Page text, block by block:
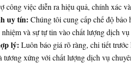
công việc diễn ra hiệu quả, chính xác
uy tín: Chúng tôi cung cấp chế độ bảo
và sự tự tin vào chất lượng dịch
lý: Luôn báo giá rõ ràng, chi tiết
tương xứng với chất lượng dịch vụ